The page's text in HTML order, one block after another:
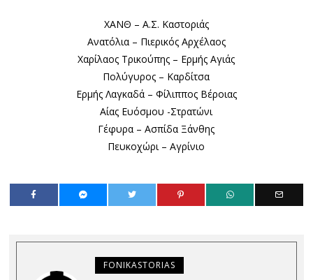
ΧΑΝΘ – Α.Σ. Καστοριάς
Ανατόλια – Πιερικός Αρχέλαος
Χαρίλαος Τρικούπης – Ερμής Αγιάς
Πολύγυρος – Καρδίτσα
Ερμής Λαγκαδά – Φίλιππος Βέροιας
Αίας Ευόσμου -Στρατώνι
Γέφυρα – Ασπίδα Ξάνθης
Πευκοχώρι – Αγρίνιο
FONIKASTORIAS